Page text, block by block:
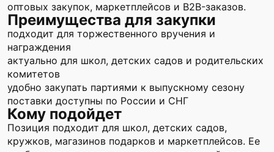
оптовых закупок, маркетплейсов и B2B-заказов.
Преимущества для закупки
подходит для торжественного вручения и
награждения
актуально для школ, детских садов и родительских
комитетов
удобно закупать партиями к выпускному сезону
поставки доступны по России и СНГ
Кому подойдет
Позиция подходит для школ, детских садов,
кружков, магазинов подарков и маркетплейсов. Ее